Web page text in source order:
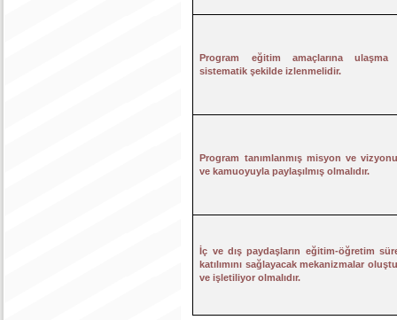
Program eğitim amaçlarına ulaşma
sistematik şekilde izlenmelidir.
Program tanımlanmış misyon ve
ve kamuoyuyla paylaşılmış olmalıdır.
İç ve dış paydaşların eğitim-öğretim
katılımını sağlayacak mekanizmalar
ve işletiliyor olmalıdır.